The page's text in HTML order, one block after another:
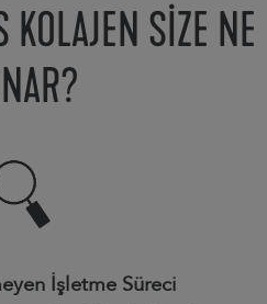
KOLAJEN SİZE NE
İşletme Süreci